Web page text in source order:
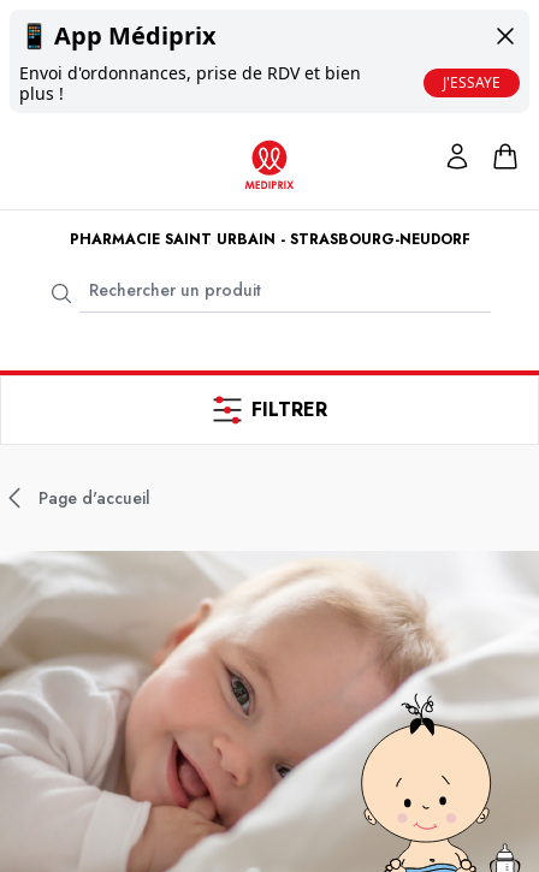
📱 App Médiprix
Envoi d'ordonnances, prise de RDV et bien
plus !
J'ESSAYE
PHARMACIE SAINT URBAIN - STRASBOURG-NEUDORF
FILTRER
Page d'accueil